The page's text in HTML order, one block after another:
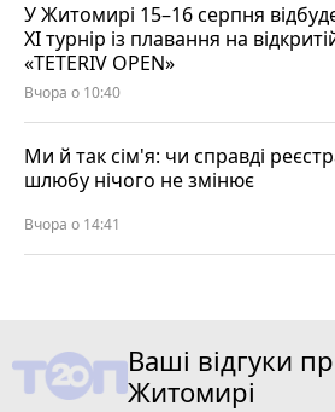
У Житомирі 15–16 серпня
XI турнір із плавання на
«TETERIV OPEN»
Вчора о 10:40
Ми й так сім'я: чи справді
шлюбу нічого не змінює
Вчора о 14:41
Ваші відгуки
Житомирі